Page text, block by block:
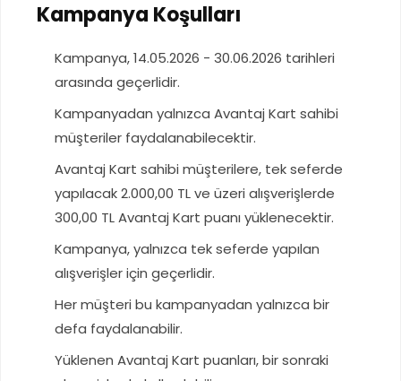
Kampanya Koşulları
Kampanya, 14.05.2026 - 30.06.2026 tarihleri
arasında geçerlidir.
Kampanyadan yalnızca Avantaj Kart sahibi
müşteriler faydalanabilecektir.
Avantaj Kart sahibi müşterilere, tek seferde
yapılacak 2.000,00 TL ve üzeri alışverişlerde
300,00 TL Avantaj Kart puanı yüklenecektir.
Kampanya, yalnızca tek seferde yapılan
alışverişler için geçerlidir.
Her müşteri bu kampanyadan yalnızca bir
defa faydalanabilir.
Yüklenen Avantaj Kart puanları, bir sonraki